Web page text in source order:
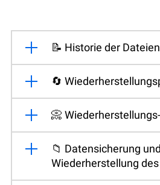
📝 Historie der Dateien
🔄
📀
📁 Datensicherung und
Wiederherstellung